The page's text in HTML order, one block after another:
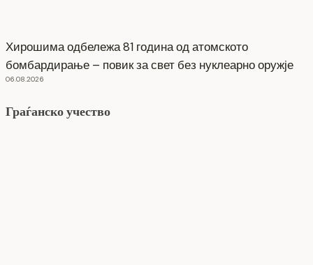
Хирошима одбележа 81 година од атомското
бомбардирање – повик за свет без нуклеарно оружје
06.08.2026
Граѓанско учество